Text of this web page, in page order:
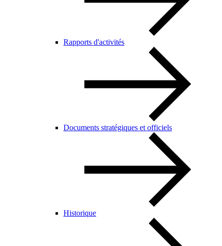
Rapports d'activités
Documents stratégiques et officiels
Historique